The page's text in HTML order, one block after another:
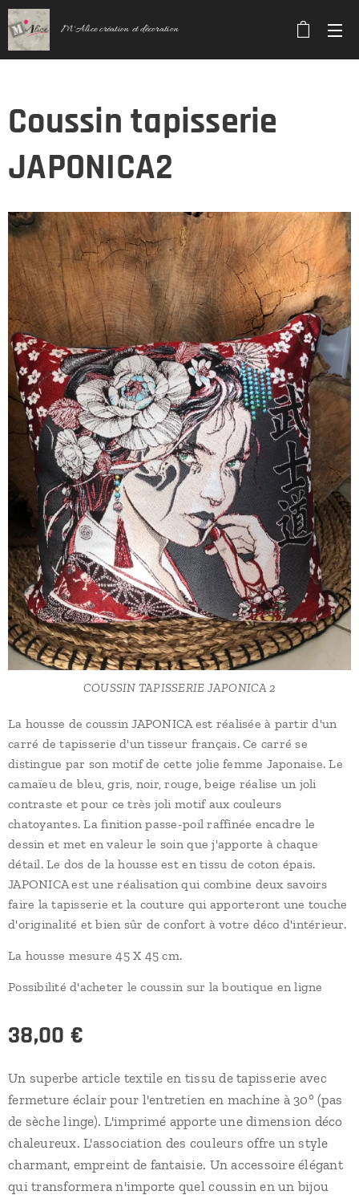
M'Alice création et décoration
Coussin tapisserie
JAPONICA2
COUSSIN TAPISSERIE JAPONICA 2
La housse de coussin JAPONICA est réalisée à partir d'un
carré de tapisserie d'un tisseur français. Ce carré se
distingue par son motif de cette jolie femme Japonaise. Le
camaïeu de bleu, gris, noir, rouge, beige réalise un joli
contraste et pour ce très joli motif aux couleurs
chatoyantes. La finition passe-poil raffinée encadre le
dessin et met en valeur le soin que j'apporte à chaque
détail. Le dos de la housse est en tissu de coton épais.
JAPONICA est une réalisation qui combine deux savoirs
faire la tapisserie et la couture qui apporteront une touche
d'originalité et bien sûr de confort à votre déco d'intérieur.
La housse mesure 45 X 45 cm.
Possibilité d'acheter le coussin sur la boutique en ligne
38,00 €
Un superbe article textile en tissu de tapisserie avec
fermeture éclair pour l'entretien en machine à 30° (pas
de sèche linge). L'imprimé apporte une dimension déco
chaleureux. L'association des couleurs offre un style
charmant, empreint de fantaisie. Un accessoire élégant
qui transformera n'importe quel coussin en un bijou